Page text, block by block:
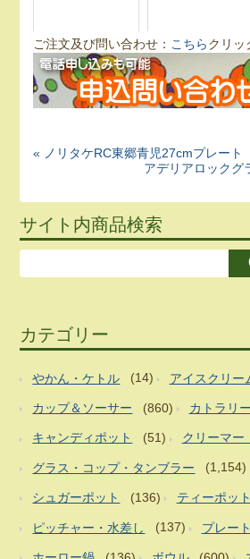
ご注文及び問い合わせ： こちらクリッ
« ノリタケRC東郷青児27cmプレート
アデリアロックグ
サイト内商品検索
カテゴリー
やかん・ケトル (14) アイスクリー
カップ＆ソーサー (860) カトラリー
キャンディポット (51) クリーマー
グラス・コップ・タンブラー (1,154)
シュガーポット (136) ティーポット
ピッチャー・水差し (137) プレー